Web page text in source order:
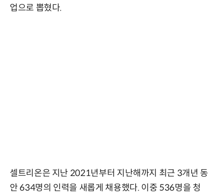
업으로 뽑혔다.
셀트리온은 지난 2021년부터 지난해까지 최근 3개년 동
안 634명의 인력을 새롭게 채용했다. 이중 536명을 청